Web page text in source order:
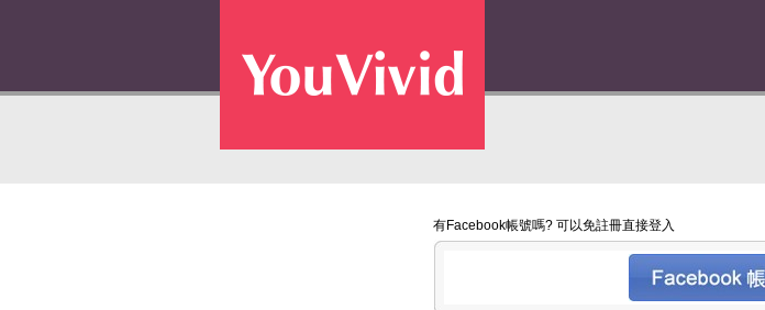
有Facebook帳號嗎? 可以免註冊直接登入